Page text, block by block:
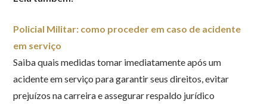
Policial Militar: como proceder em caso de acidente
em serviço
Saiba quais medidas tomar imediatamente após um
acidente em serviço para garantir seus direitos, evitar
prejuízos na carreira e assegurar respaldo jurídico